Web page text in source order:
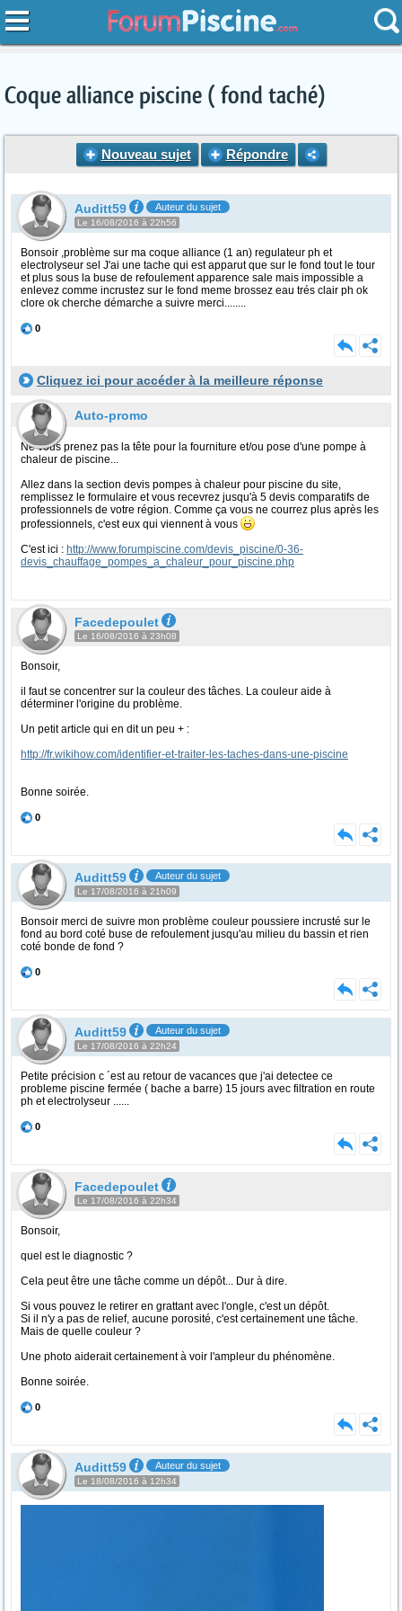
Coque alliance piscine ( fond taché)
Nouveau sujet Répondre
Auditt59 Auteur du sujet
Le 16/08/2016 à 22h56
Bonsoir ,problème sur ma coque alliance (1 an) regulateur ph et
electrolyseur sel J'ai une tache qui est apparut que sur le fond tout le tour
et plus sous la buse de refoulement apparence sale mais impossible a
enlevez comme incrustez sur le fond meme brossez eau trés clair ph ok
clore ok cherche démarche a suivre merci........
0
Cliquez ici pour accéder à la meilleure réponse
Auto-promo
Ne vous prenez pas la tête pour la fourniture et/ou pose d'une pompe à
chaleur de piscine...
Allez dans la section devis pompes à chaleur pour piscine du site,
remplissez le formulaire et vous recevrez jusqu'à 5 devis comparatifs de
professionnels de votre région. Comme ça vous ne courrez plus après les
professionnels, c'est eux qui viennent à vous
C'est ici : http://www.forumpiscine.com/devis_piscine/0-36-
devis_chauffage_pompes_a_chaleur_pour_piscine.php
Facedepoulet
Le 16/08/2016 à 23h08
Bonsoir,
il faut se concentrer sur la couleur des tâches. La couleur aide à
déterminer l'origine du problème.
Un petit article qui en dit un peu + :
http://fr.wikihow.com/identifier-et-traiter-les-taches-dans-une-piscine
Bonne soirée.
0
Auditt59 Auteur du sujet
Le 17/08/2016 à 21h09
Bonsoir merci de suivre mon problème couleur poussiere incrusté sur le
fond au bord coté buse de refoulement jusqu'au milieu du bassin et rien
coté bonde de fond ?
0
Auditt59 Auteur du sujet
Le 17/08/2016 à 22h24
Petite précision c ´est au retour de vacances que j'ai detectee ce
probleme piscine fermée ( bache a barre) 15 jours avec filtration en route
ph et electrolyseur ......
0
Facedepoulet
Le 17/08/2016 à 22h34
Bonsoir,
quel est le diagnostic ?
Cela peut être une tâche comme un dépôt... Dur à dire.
Si vous pouvez le retirer en grattant avec l'ongle, c'est un dépôt.
Si il n'y a pas de relief, aucune porosité, c'est certainement une tâche.
Mais de quelle couleur ?
Une photo aiderait certainement à voir l'ampleur du phénomène.
Bonne soirée.
0
Auditt59 Auteur du sujet
Le 18/08/2016 à 12h34